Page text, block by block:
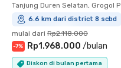
Tanjung Duren Selatan, Grogol
6.6 km dari district 8 scbd
mulai dari Rp2.118.000
-7% Rp1.968.000 /bulan
Diskon di bulan pertama